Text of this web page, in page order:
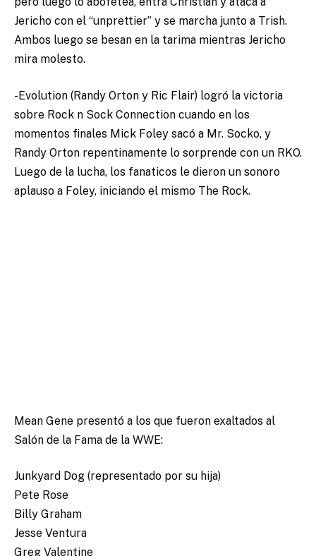
Jericho con el “unprettier” y se marcha junto a Trish.
Ambos luego se besan en la tarima mientras Jericho
mira molesto.
-Evolution (Randy Orton y Ric Flair) logró la victoria
sobre Rock n Sock Connection cuando en los
momentos finales Mick Foley sacó a Mr. Socko, y
Randy Orton repentinamente lo sorprende con un RKO.
Luego de la lucha, los fanaticos le dieron un sonoro
aplauso a Foley, iniciando el mismo The Rock.
Mean Gene presentó a los que fueron exaltados al
Salón de la Fama de la WWE:
Junkyard Dog (representado por su hija)
Pete Rose
Billy Graham
Jesse Ventura
Greg Valentine